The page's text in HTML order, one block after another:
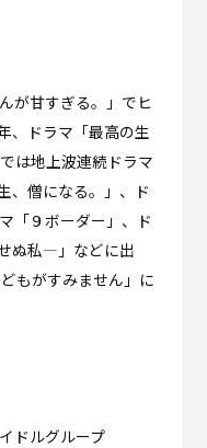
が甘すぎる。」でヒ
、ドラマ「最高の生
は地上波連続ドラマ
、僧になる。」、ド
「９ボーダー」、ド
ぬ私―」などに出
もがすみません」に
ドルグループ